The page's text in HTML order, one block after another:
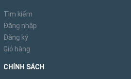
Tìm kiếm
Đăng nhập
Đăng ký
Giỏ hàng
CHÍNH SÁCH